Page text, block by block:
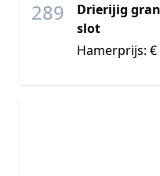
289
Drierijig
slot
Hamerprijs: €